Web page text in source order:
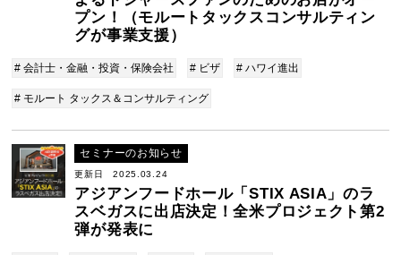
プン！（モルートタックスコンサルティン
グが事業支援）
# 会計士・金融・投資・保険会社 # ビザ # ハワイ進出
# モルート タックス＆コンサルティング
セミナーのお知らせ
更新日 2025.03.24
アジアンフードホール「STIX ASIA」のラ
スベガスに出店決定！全米プロジェクト第2
弾が発表に